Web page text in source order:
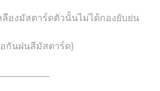
องมัสตาร์ดตัวนั้นไม่ได้กองยับย่น
กันฝนสีมัสตาร์ด)